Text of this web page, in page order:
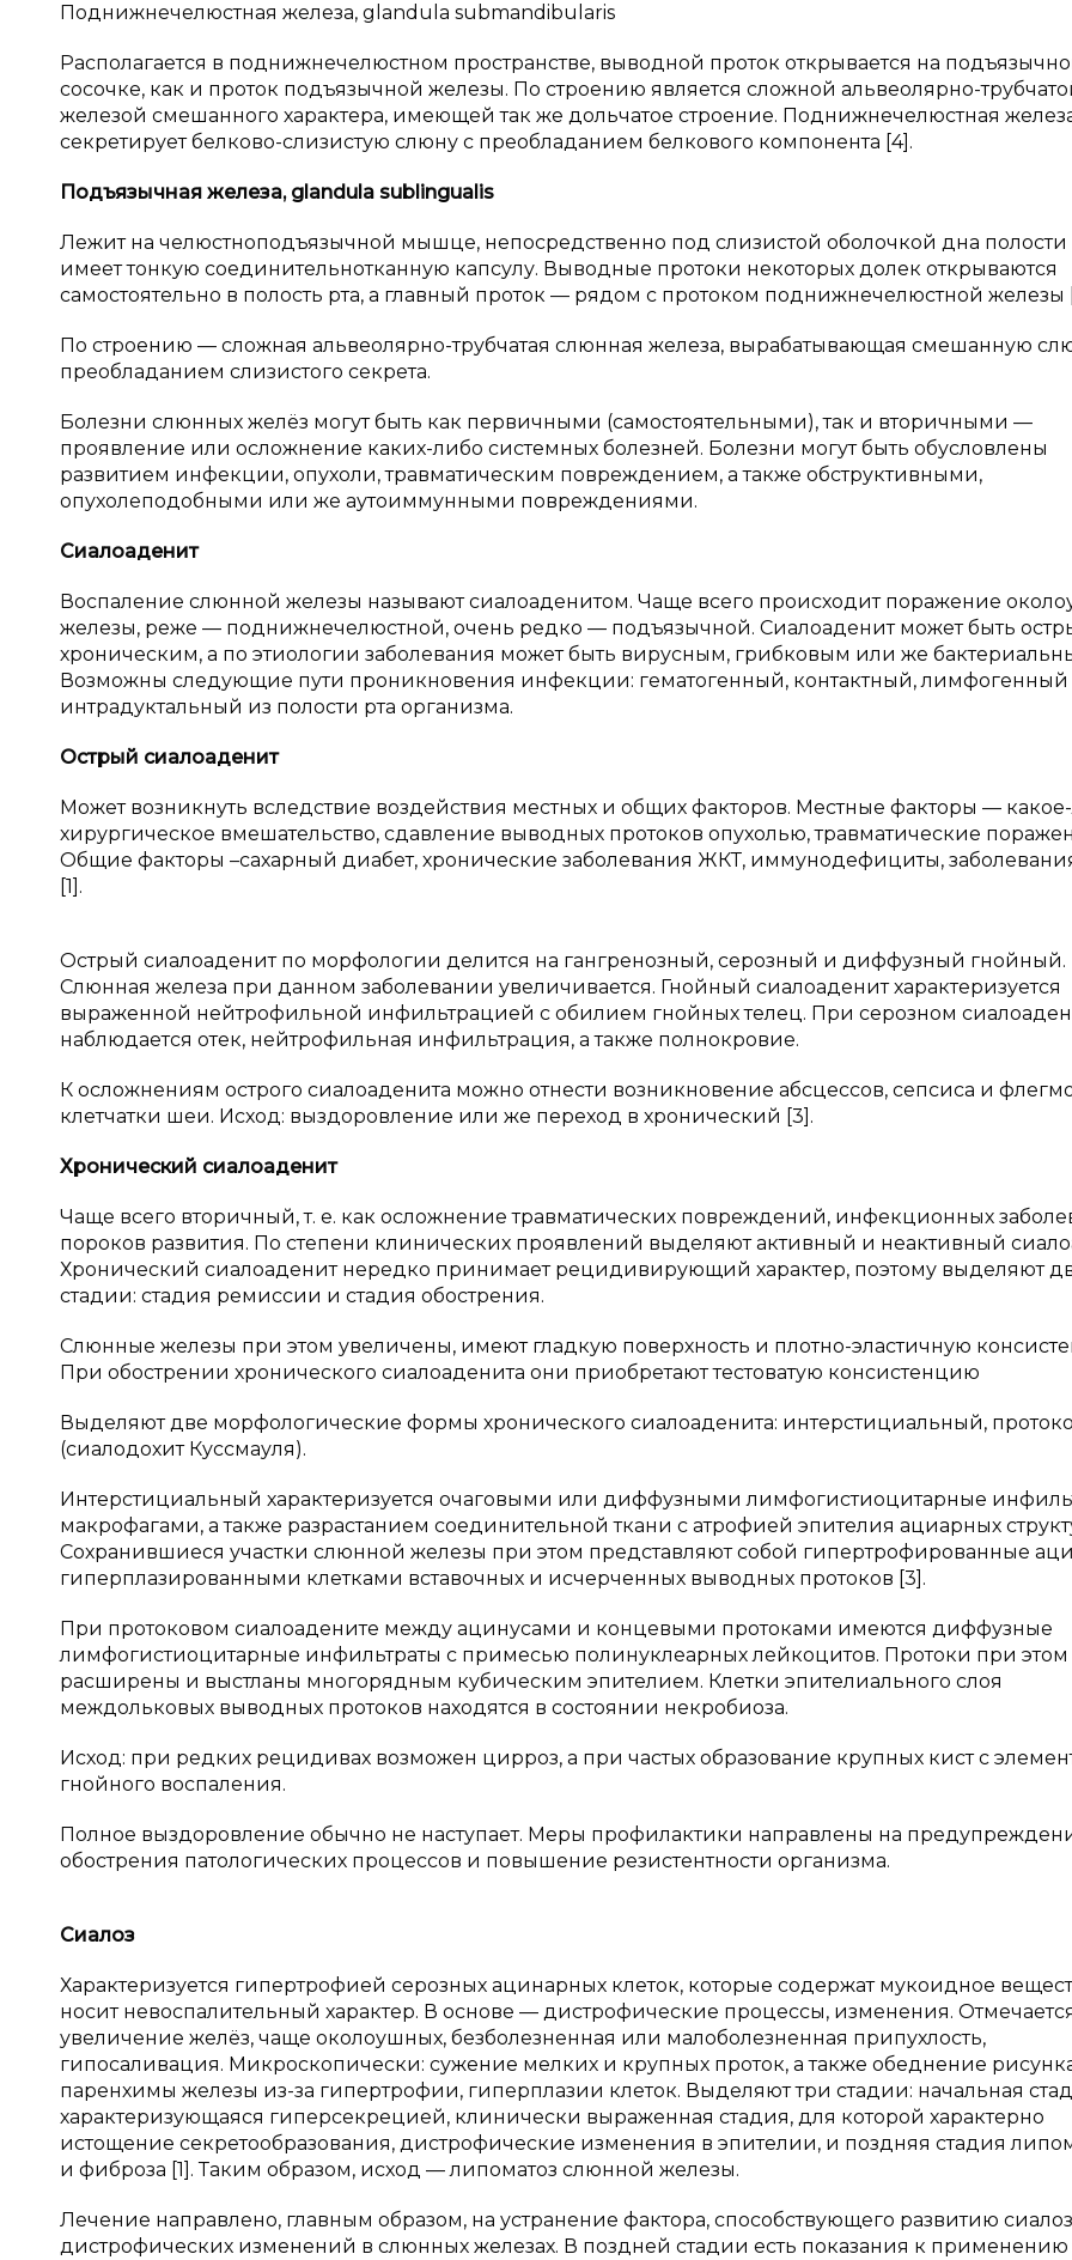
Поднижнечелюстная железа, glandula submandibularis
Располагается в поднижнечелюстном пространстве, выводной проток открывается на
сосочке, как и проток подъязычной железы. По строению является сложной альвеолярно-
железой смешанного характера, имеющей так же дольчатое строение. Поднижнечелюстная
секретирует белково-слизистую слюну с преобладанием белкового компонента [4].
Подъязычная железа, glandula sublingualis
Лежит на челюстноподъязычной мышце, непосредственно под слизистой оболочкой дна полости
имеет тонкую соединительнотканную капсулу. Выводные протоки некоторых долек открываются
самостоятельно в полость рта, а главный проток — рядом с протоком поднижнечелюстной железы
По строению — сложная альвеолярно-трубчатая слюнная железа, вырабатывающая смешанную
преобладанием слизистого секрета.
Болезни слюнных желёз могут быть как первичными (самостоятельными), так и вторичными —
проявление или осложнение каких-либо системных болезней. Болезни могут быть обусловлены
развитием инфекции, опухоли, травматическим повреждением, а также обструктивными,
опухолеподобными или же аутоиммунными повреждениями.
Сиалоаденит
Воспаление слюнной железы называют сиалоаденитом. Чаще всего происходит поражение
железы, реже — поднижнечелюстной, очень редко — подъязычной. Сиалоаденит может быть
хроническим, а по этиологии заболевания может быть вирусным, грибковым или же
Возможны следующие пути проникновения инфекции: гематогенный, контактный, лимфогенный
интрадуктальный из полости рта организма.
Острый сиалоаденит
Может возникнуть вследствие воздействия местных и общих факторов. Местные факторы —
хирургическое вмешательство, сдавление выводных протоков опухолью, травматические
Общие факторы –сахарный диабет, хронические заболевания ЖКТ, иммунодефициты,
[1].
Острый сиалоаденит по морфологии делится на гангренозный, серозный и диффузный гнойный.
Слюнная железа при данном заболевании увеличивается. Гнойный сиалоаденит характеризуется
выраженной нейтрофильной инфильтрацией с обилием гнойных телец. При серозном
наблюдается отек, нейтрофильная инфильтрация, а также полнокровие.
К осложнениям острого сиалоаденита можно отнести возникновение абсцессов, сепсиса и
клетчатки шеи. Исход: выздоровление или же переход в хронический [3].
Хронический сиалоаденит
Чаще всего вторичный, т. е. как осложнение травматических повреждений, инфекционных
пороков развития. По степени клинических проявлений выделяют активный и неактивный
Хронический сиалоаденит нередко принимает рецидивирующий характер, поэтому выделяют
стадии: стадия ремиссии и стадия обострения.
Слюнные железы при этом увеличены, имеют гладкую поверхность и плотно-эластичную
При обострении хронического сиалоаденита они приобретают тестоватую консистенцию
Выделяют две морфологические формы хронического сиалоаденита: интерстициальный,
(сиалодохит Куссмауля).
Интерстициальный характеризуется очаговыми или диффузными лимфогистиоцитарные
макрофагами, а также разрастанием соединительной ткани с атрофией эпителия ациарных
Сохранившиеся участки слюнной железы при этом представляют собой гипертрофированные
гиперплазированными клетками вставочных и исчерченных выводных протоков [3].
При протоковом сиалоадените между ацинусами и концевыми протоками имеются диффузные
лимфогистиоцитарные инфильтраты с примесью полинуклеарных лейкоцитов. Протоки при этом
расширены и выстланы многорядным кубическим эпителием. Клетки эпителиального слоя
междольковых выводных протоков находятся в состоянии некробиоза.
Исход: при редких рецидивах возможен цирроз, а при частых образование крупных кист с
гнойного воспаления.
Полное выздоровление обычно не наступает. Меры профилактики направлены на
обострения патологических процессов и повышение резистентности организма.
Сиалоз
Характеризуется гипертрофией серозных ацинарных клеток, которые содержат мукоидное
носит невоспалительный характер. В основе — дистрофические процессы, изменения.
увеличение желёз, чаще околоушных, безболезненная или малоболезненная припухлость,
гипосаливация. Микроскопически: сужение мелких и крупных проток, а также обеднение
паренхимы железы из-за гипертрофии, гиперплазии клеток. Выделяют три стадии: начальная
характеризующаяся гиперсекрецией, клинически выраженная стадия, для которой характерно
истощение секретообразования, дистрофические изменения в эпителии, и поздняя стадия
и фиброза [1]. Таким образом, исход — липоматоз слюнной железы.
Лечение направлено, главным образом, на устранение фактора, способствующего развитию
дистрофических изменений в слюнных железах. В поздней стадии есть показания к применению